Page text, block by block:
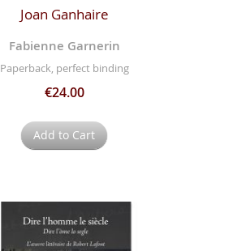
Joan Ganhaire
Fabienne Garnerin
Paperback, perfect binding
€24.00
Add to Cart